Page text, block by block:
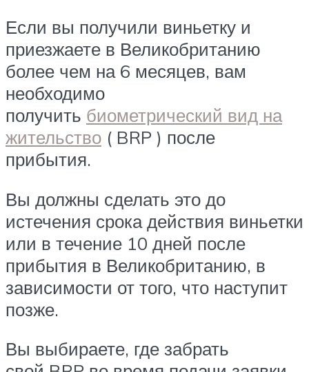
Если вы получили виньетку и
приезжаете в Великобританию
более чем на 6 месяцев, вам
необходимо
получить биометрический вид на
жительство ( BRP ) после
прибытия.
Вы должны сделать это до
истечения срока действия виньетки
или в течение 10 дней после
прибытия в Великобританию, в
зависимости от того, что наступит
позже.
Вы выбираете, где забрать